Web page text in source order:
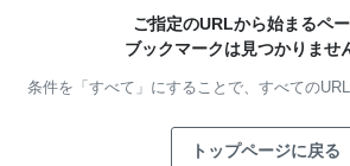
ご指定のURLから始まるペ
ブックマークは見つかりませ
条件を「すべて」にすることで、 すべての
トップページに戻る